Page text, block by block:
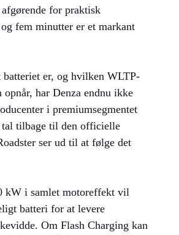
for praktisk
fem minutter er et markant
er, og hvilken WLTP-
har Denza endnu ikke
i premiumsegmentet
tal tilbage til den officielle
ser ud til at følge det
kW i samlet motoreffekt vil
batteri for at levere
Om Flash Charging kan